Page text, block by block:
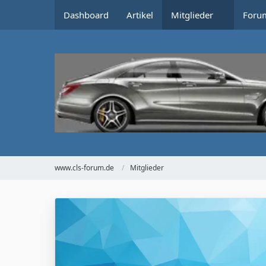
Dashboard Artikel Mitglieder
www.cls-forum.de Mitglieder